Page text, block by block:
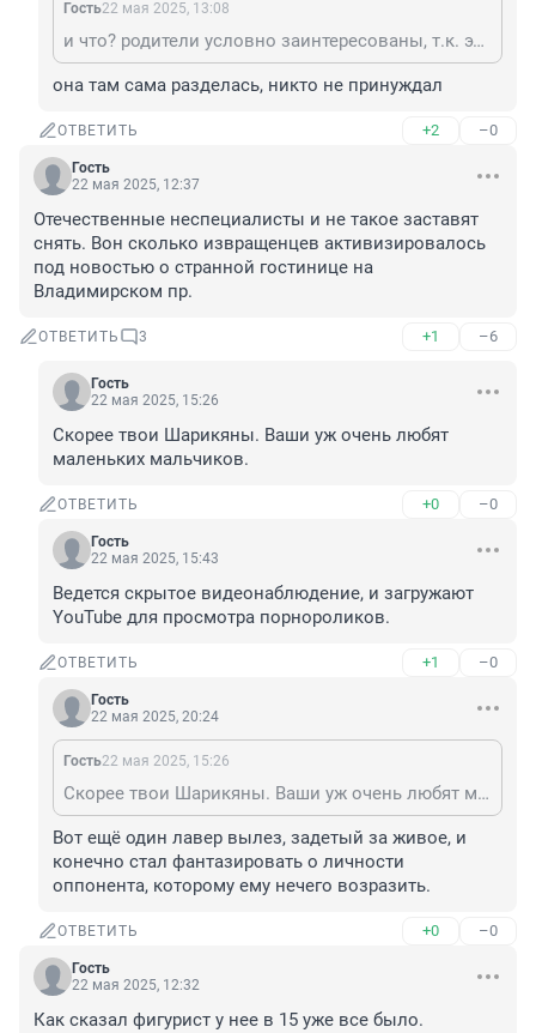
Гость22 мая 2025, 13:08
и что? родители условно заинтересованы, т.к. это представители родкомов. И суть в том, что раздевать до нижнего белья - перебор. Как-то в СССР обходились без рамок и без раздевания, что в школах, что в ВУЗах.
она там сама разделась, никто не принуждал
ОТВЕТИТЬ +2 –0
Гость
22 мая 2025, 12:37
Отечественные неспециалисты и не такое заставят
снять. Вон сколько извращенцев активизировалось
под новостью о странной гостинице на
Владимирском пр.
ОТВЕТИТЬ 3 +1 –6
Гость
22 мая 2025, 15:26
Скорее твои Шарикяны. Ваши уж очень любят
маленьких мальчиков.
ОТВЕТИТЬ +0 –0
Гость
22 мая 2025, 15:43
Ведется скрытое видеонаблюдение, и загружают
YouTube для просмотра порнороликов.
ОТВЕТИТЬ +1 –0
Гость
22 мая 2025, 20:24
Гость22 мая 2025, 15:26
Скорее твои Шарикяны. Ваши уж очень любят маленьких мальчиков.
Вот ещё один лавер вылез, задетый за живое, и
конечно стал фантазировать о личности
оппонента, которому ему нечего возразить.
ОТВЕТИТЬ +0 –0
Гость
22 мая 2025, 12:32
Как сказал фигурист у нее в 15 уже все было.